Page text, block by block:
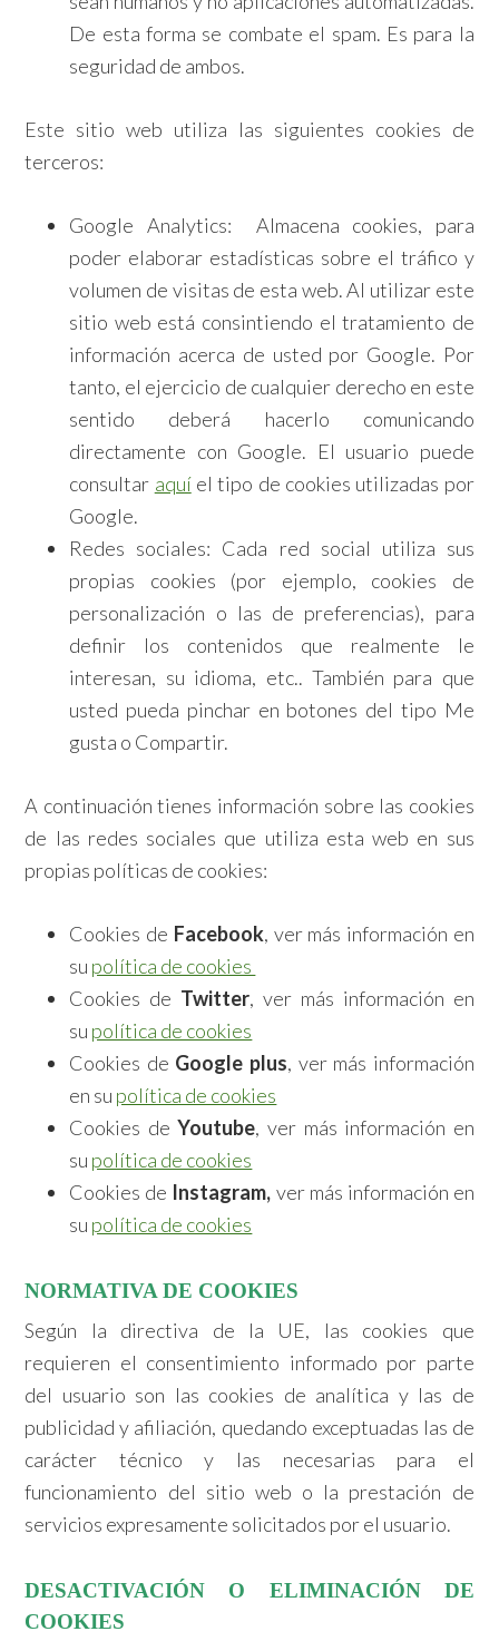
De esta forma se combate el spam. Es para la
seguridad de ambos.
Este sitio web utiliza las siguientes cookies de
terceros:
Google Analytics: Almacena cookies, para
poder elaborar estadísticas sobre el tráfico y
volumen de visitas de esta web. Al utilizar este
sitio web está consintiendo el tratamiento de
información acerca de usted por Google. Por
tanto, el ejercicio de cualquier derecho en este
sentido deberá hacerlo comunicando
directamente con Google. El usuario puede
consultar aquíel tipo de cookies utilizadas por
Google.
Redes sociales: Cada red social utiliza sus
propias cookies (por ejemplo, cookies de
personalización o las de preferencias), para
definir los contenidos que realmente le
interesan, su idioma, etc.. También para que
usted pueda pinchar en botones del tipo Me
gusta o Compartir.
A continuación tienes información sobre las cookies
de las redes sociales que utiliza esta web en sus
propias políticas de cookies:
Cookies de Facebook, ver más información en
su política de cookies
Cookies de Twitter, ver más información en
su política de cookies
Cookies de Google plus, ver más información
en su política de cookies
Cookies deYoutube, ver más información en
su política de cookies
Cookies de Instagram, ver más información en
su política de cookies
NORMATIVA DE COOKIES
Según la directiva de la UE, las cookies que
requieren el consentimiento informado por parte
del usuario son las cookies de analítica y las de
publicidad y afiliación, quedando exceptuadas las de
carácter técnico y las necesarias para el
funcionamiento del sitio web o la prestación de
servicios expresamente solicitados por el usuario.
DESACTIVACIÓN O ELIMINACIÓN DE
COOKIES